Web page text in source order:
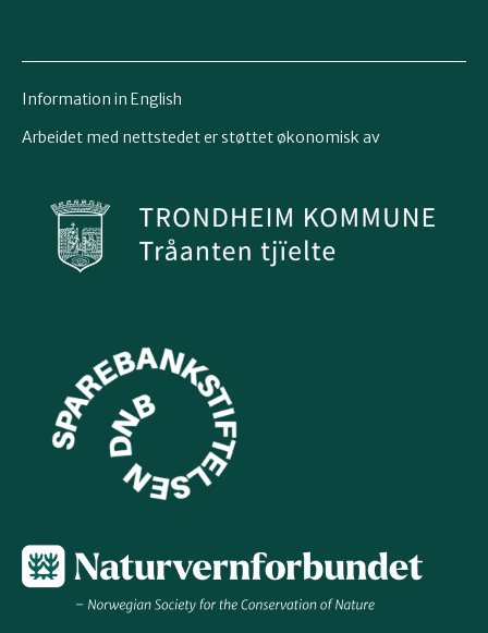
Information in English
Arbeidet med nettstedet er støttet økonomisk av